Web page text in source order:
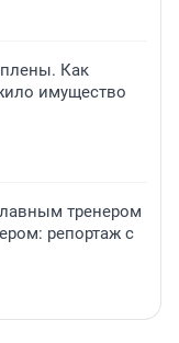
Как
имущество
тренером
репортаж с